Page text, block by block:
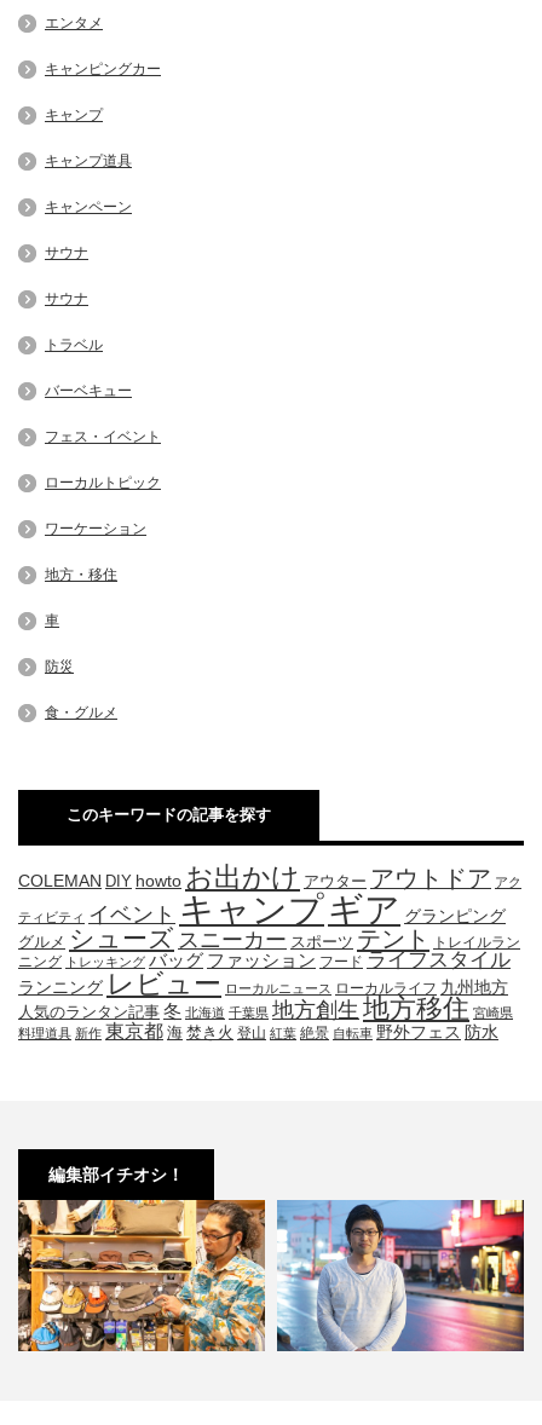
エンタメ
キャンピングカー
キャンプ
キャンプ道具
キャンペーン
サウナ
サウナ
トラベル
バーベキュー
フェス・イベント
ローカルトピック
ワーケーション
地方・移住
車
防災
食・グルメ
このキーワードの記事を探す
COLEMAN DIY howto お出かけ アウター アウトドア アク
ティビティ イベント キャンプギア グランピング
グルメ シューズ スニーカー スポーツ テント
トレイルラン
ニング トレッキング バッグ ファッション フード ライフスタイル
ランニング レビュー ローカルニュース ローカルライフ 九州地方
人気のランタン記事 冬 北海道 千葉県 地方創生 地方移住 宮崎県
料理道具 新作 東京都 海 焚き火 登山 紅葉 絶景 自転車 野外フェス 防水
編集部イチオシ！